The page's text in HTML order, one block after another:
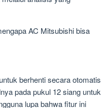
AC Mitsubishi bisa
berhenti secara otomatis
pada pukul 12 siang untuk
lupa bahwa fitur ini